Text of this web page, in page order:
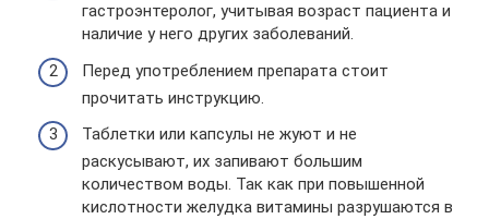
гастроэнтеролог, учитывая возраст пациента и
наличие у него других заболеваний.
Перед употреблением препарата стоит
прочитать инструкцию.
Таблетки или капсулы не жуют и не
раскусывают, их запивают большим
количеством воды. Так как при повышенной
кислотности желудка витамины разрушаются в